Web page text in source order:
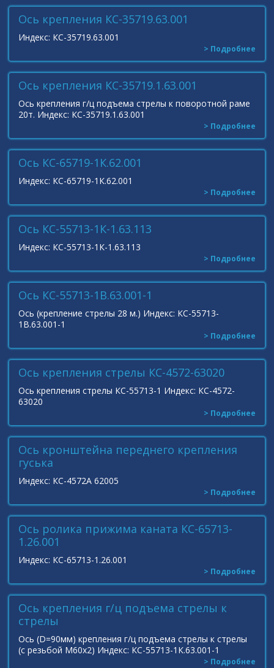
Ось крепления КС-35719.63.001
Индекс: КС-35719.63.001
> Подробнее
Ось крепления КС-35719.1.63.001
Ось крепления г/ц подъема стрелы к поворотной раме
20т. Индекс: КС-35719.1.63.001
> Подробнее
Ось КС-65719-1К.62.001
Индекс: КС-65719-1К.62.001
> Подробнее
Ось КС-55713-1К-1.63.113
Индекс: КС-55713-1К-1.63.113
> Подробнее
Ось КС-55713-1В.63.001-1
Ось (крепление стрелы 28 м.) Индекс: КС-55713-
1В.63.001-1
> Подробнее
Ось крепления стрелы КС-4572-63020
Ось крепления стрелы КС-55713-1 Индекс: КС-4572-
63020
> Подробнее
Ось кронштейна переднего крепления
гуська
Индекс: КС-4572А 62005
> Подробнее
Ось ролика прижима каната КС-65713-
1.26.001
Индекс: КС-65713-1.26.001
> Подробнее
Ось крепления г/ц подъема стрелы к
стрелы
Ось (D=90мм) крепления г/ц подъема стрелы к стрелы
(с резьбой М60х2) Индекс: КС-55713-1К.63.001-1
> Подробнее